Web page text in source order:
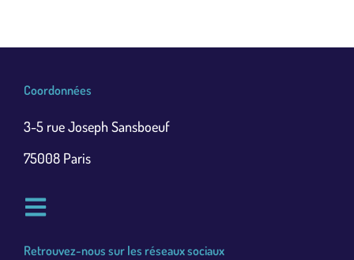
Coordonnées
3-5 rue Joseph Sansboeuf
75008 Paris
Retrouvez-nous sur les réseaux sociaux